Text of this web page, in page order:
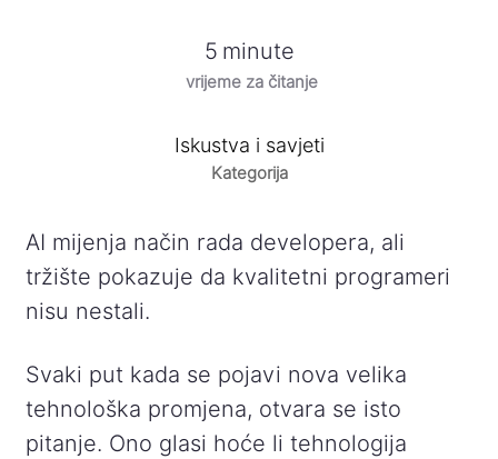
vrijeme za čitanje
5 minute
Iskustva i savjeti
Kategorija
AI mijenja način rada developera, ali
tržište pokazuje da kvalitetni programeri
nisu nestali.
Svaki put kada se pojavi nova velika
tehnološka promjena, otvara se isto
pitanje. Ono glasi hoće li tehnologija